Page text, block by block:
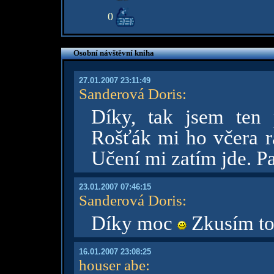
0
Osobní návštěvní kniha
27.01.2007 23:11:49
Sanderová Doris:
Díky, tak jsem ten
Rošťák mi ho včera
Učení mi zatím jde.
23.01.2007 07:46:15
Sanderová Doris:
Díky moc Zkusím
16.01.2007 23:08:25
houser abe: